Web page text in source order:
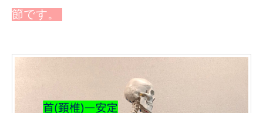
節です。